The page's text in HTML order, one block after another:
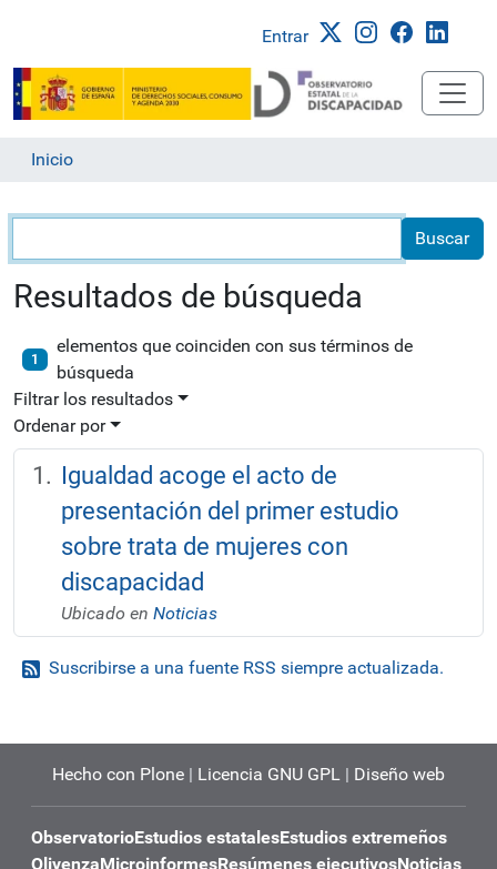
Entrar
Inicio
Resultados de búsqueda
1
elementos que coinciden con sus términos de
búsqueda
Filtrar los resultados
Ordenar por
Igualdad acoge el acto de
presentación del primer estudio
sobre trata de mujeres con
discapacidad
Ubicado en Noticias
Suscribirse a una fuente RSS siempre actualizada.
Hecho con Plone | Licencia GNU GPL | Diseño web
ObservatorioEstudios estatalesEstudios extremeños
OlivenzaMicroinformesResúmenes ejecutivosNoticias